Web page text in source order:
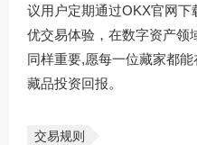
议用户定期通过OKX官网下
优交易体验，在数字资产领
同样重要,愿每一位藏家都
藏品投资回报。
交易规则